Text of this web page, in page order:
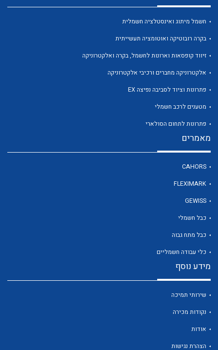
לכל מוצרי היצרן
חשמל מיתוג ואינסטלציה חשמלית
בקרה רובוטיקה ואוטומציה תעשייתית
זיווד קופסאות וארונות לחשמל, בקרה ואלקטרוניקה
אלקטרוניקה מחברים ורכיבי אלקטרוניקה
פתרונות וציוד לסביבה נפיצה EX
מטענים לרכב חשמלי
פתרונות לתחום הסולארי
מאמרים
CAHORS
FLEXIMARK
GEWISS
כבל חשמלי
כבל מתח גבוה
כלי עבודה חשמליים
מידע נוסף
שירותי תמיכה
נקודות מכירה
אודות
הצהרת נגישות